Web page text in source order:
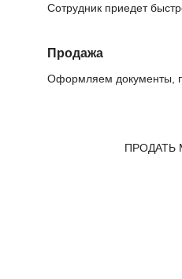
Сотрудник приедет
Продажа
Оформляем документы,
ПРОДАТЬ